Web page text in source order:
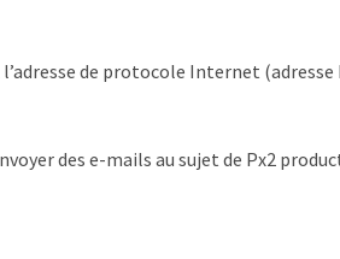
de protocole Internet
des e-mails au sujet de Px2